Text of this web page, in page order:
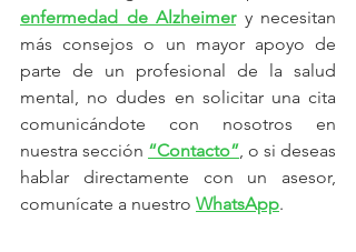
enfermedad de Alzheimer y necesitan
más consejos o un mayor apoyo de
parte de un profesional de la salud
mental, no dudes en solicitar una cita
comunicándote con nosotros en
nuestra sección “Contacto”, o si deseas
hablar directamente con un asesor,
comunícate a nuestro WhatsApp.